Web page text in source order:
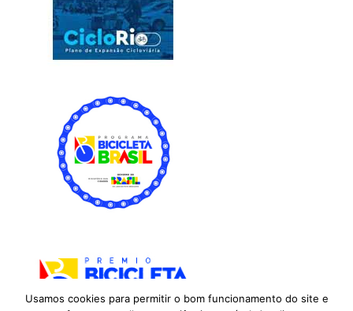
Usamos cookies para permitir o bom funcionamento do site e